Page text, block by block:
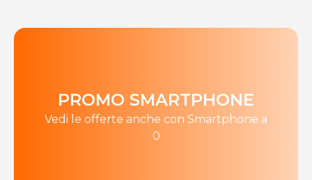
PROMO SMARTPHONE
Vedi le offerte anche con Smartphone a
0